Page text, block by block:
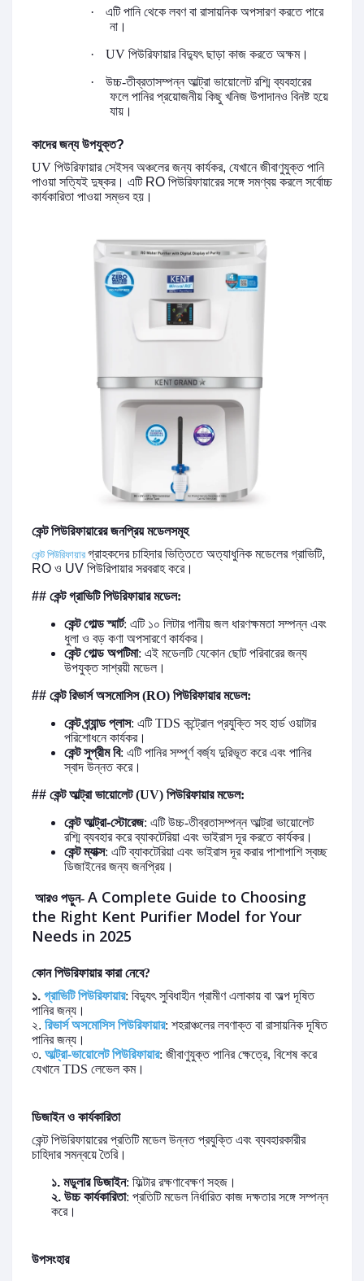
· এটি পানি থেকে লবণ বা রাসায়নিক অপসারণ করতে পারে
না।
·
UV পিউরিফায়ার বিদ্যুৎ ছাড়া কাজ করতে অক্ষম।
·
উচ্চ-তীব্রতাসম্পন্ন আল্ট্রা ভায়োলেট রশ্মি ব্যবহারের
ফলে পানির প্রয়োজনীয় কিছু খনিজ উপাদানও বিনষ্ট হয়ে
যায়।
কাদের জন্য উপযুক্ত?
UV পিউরিফায়ার সেইসব অঞ্চলের জন্য কার্যকর, যেখানে জীবাণুযুক্ত পানি
পাওয়া সত্যিই দুষ্কর। এটি RO পিউরিফায়ারের সঙ্গে সমণ্বয় করলে সর্বোচ্চ
কার্যকারিতা পাওয়া সম্ভব হয়।
কেন্ট পিউরিফায়ারের জনপ্রিয় মডেলসমূহ
কেন্ট পিউরিফায়ারগ্রাহকদের চাহিদার ভিত্তিতে অত্যাধুনিক মডেলের গ্রাভিটি,
RO ও UV পিউরিপায়ার সরবরাহ করে।
## কেন্ট গ্রাভিটি পিউরিফায়ার মডেল:
কেন্ট গোল্ড স্মার্ট: এটি ১০ লিটার পানীয় জল ধারণক্ষমতা সম্পন্ন এবং
ধুলা ও বড় কণা অপসারণে কার্যকর।
কেন্ট গোল্ড অপটিমা: এই মডেলটি যেকোন ছোট পরিবারের জন্য
উপযুক্ত সাশ্রয়ী মডেল।
## কেন্ট রিভার্স অসমোসিস(RO) পিউরিফায়ার মডেল:
কেন্ট গ্র্যান্ড প্লাস: এটিTDS কন্ট্রোল প্রযুক্তি সহ হার্ড ওয়াটার
পরিশোধনে কার্যকর।
কেন্ট সুপ্রীম বি: এটি পানির সম্পূর্ণ বর্জ্য দুরিভূত করে এবং পানির
স্বাদ উন্নত করে।
## কেন্ট আল্ট্রা ভায়োলেট(UV) পিউরিফায়ার মডেল:
কেন্ট আল্ট্রা-স্টোরেজ: এটি উচ্চ-তীব্রতাসম্পন্ন আল্ট্রা ভায়োলেট
রশ্মি ব্যবহার করে ব্যাকটেরিয়া এবং ভাইরাস দূর করতে কার্যকর।
কেন্ট ম্যাক্স: এটি ব্যাকটেরিয়া এবং ভাইরাস দূর করার পাশাপাশি স্বচ্ছ
ডিজাইনের জন্য জনপ্রিয়।
আরও পড়ুন- A Complete Guide to Choosing
the Right Kent Purifier Model for Your
Needs in 2025
কোন পিউরিফায়ার কারা নেবে?
১. গ্রাভিটি পিউরিফায়ার: বিদ্যুৎ সুবিধাহীন গ্রামীণ এলাকায় বা অল্প দূষিত
পানির জন্য।
২. রিভার্স অসমোসিস পিউরিফায়ার: শহরাঞ্চলের লবণাক্ত বা রাসায়নিক দূষিত
পানির জন্য।
৩. আল্ট্রা-ভায়োলেট পিউরিফায়ার: জীবাণুযুক্ত পানির ক্ষেত্রে, বিশেষ করে
যেখানেTDS লেভেল কম।
ডিজাইন ও কার্যকারিতা
কেন্ট পিউরিফায়ারের প্রতিটি মডেল উন্নত প্রযুক্তি এবং ব্যবহারকারীর
চাহিদার সমন্বয়ে তৈরি।
১. মডুলার ডিজাইন: ফিল্টার রক্ষণাবেক্ষণ সহজ।
২. উচ্চ কার্যকারিতা: প্রতিটি মডেল নির্ধারিত কাজ দক্ষতার সঙ্গে সম্পন্ন
করে।
উপসংহার